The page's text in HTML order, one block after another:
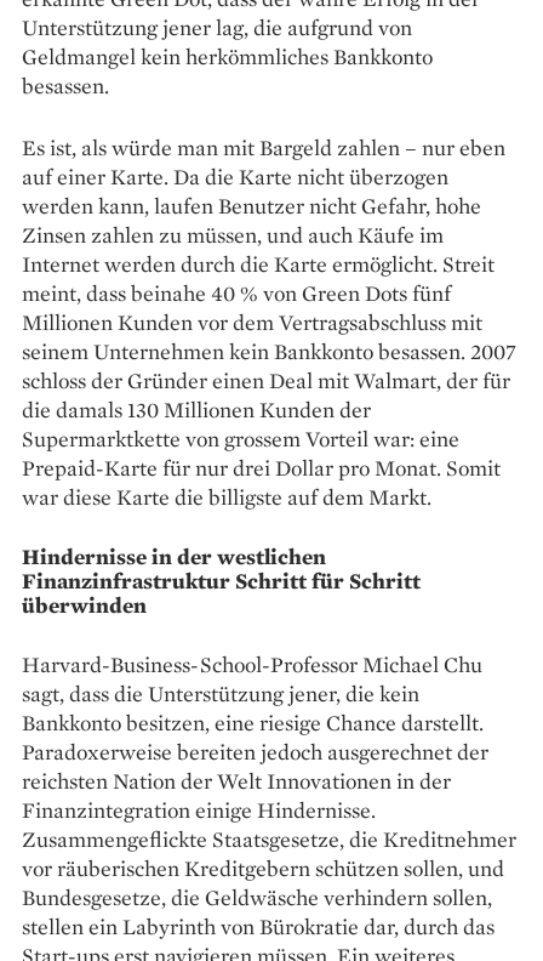
Unterstützung jener lag, die aufgrund von
Geldmangel kein herkömmliches Bankkonto
besassen.
Es ist, als würde man mit Bargeld zahlen – nur eben
auf einer Karte. Da die Karte nicht überzogen
werden kann, laufen Benutzer nicht Gefahr, hohe
Zinsen zahlen zu müssen, und auch Käufe im
Internet werden durch die Karte ermöglicht. Streit
meint, dass beinahe 40 % von Green Dots fünf
Millionen Kunden vor dem Vertragsabschluss mit
seinem Unternehmen kein Bankkonto besassen. 2007
schloss der Gründer einen Deal mit Walmart, der für
die damals 130 Millionen Kunden der
Supermarktkette von grossem Vorteil war: eine
Prepaid-Karte für nur drei Dollar pro Monat. Somit
war diese Karte die billigste auf dem Markt.
Hindernisse in der westlichen
Finanzinfrastruktur Schritt für Schritt
überwinden
Harvard-Business-School-Professor Michael Chu
sagt, dass die Unterstützung jener, die kein
Bankkonto besitzen, eine riesige Chance darstellt.
Paradoxerweise bereiten jedoch ausgerechnet der
reichsten Nation der Welt Innovationen in der
Finanzintegration einige Hindernisse.
Zusammengeflickte Staatsgesetze, die Kreditnehmer
vor räuberischen Kreditgebern schützen sollen, und
Bundesgesetze, die Geldwäsche verhindern sollen,
stellen ein Labyrinth von Bürokratie dar, durch das
Start-ups erst navigieren müssen. Ein weiteres